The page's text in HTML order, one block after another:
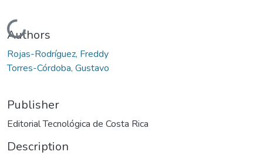
Loading...
Authors
Rojas-Rodríguez, Freddy
Torres-Córdoba, Gustavo
Publisher
Editorial Tecnológica de Costa Rica
Description